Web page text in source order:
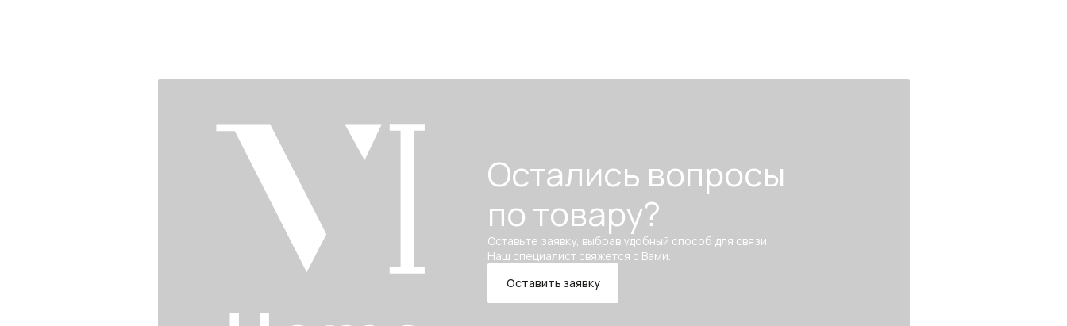
Остались вопросы
по товару?
Оставьте заявку, выбрав удобный способ для связи.
Наш специалист свяжется с Вами.
Оставить заявку